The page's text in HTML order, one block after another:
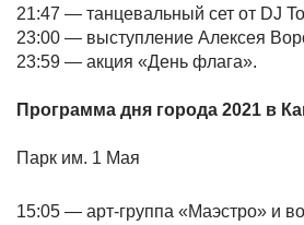
21:47 — танцевальный сет от DJ
23:00 — выступление Алексея
23:59 — акция «День флага».
Программа дня города 2021 в
Парк им. 1 Мая
15:05 — арт-группа «Маэстро» и